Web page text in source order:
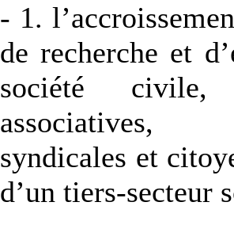
- 1.
de recherche et
société
associatives,
syndicales et
d’un tiers-secteur